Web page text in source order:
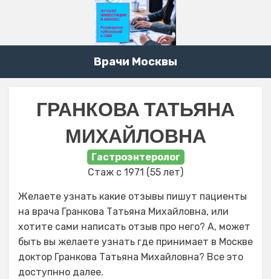
Врачи Москвы
ГРАНКОВА ТАТЬЯНА
МИХАЙЛОВНА
Гастроэнтеролог
Стаж с 1971 (55 лет)
Желаете узнать какие отзывы пишут пациенты
на врача Гранкова Татьяна Михайловна, или
хотите сами написать отзыв про него? А, может
быть вы желаете узнать где принимает в Москве
доктор Гранкова Татьяна Михайловна? Все это
доступнно далее.